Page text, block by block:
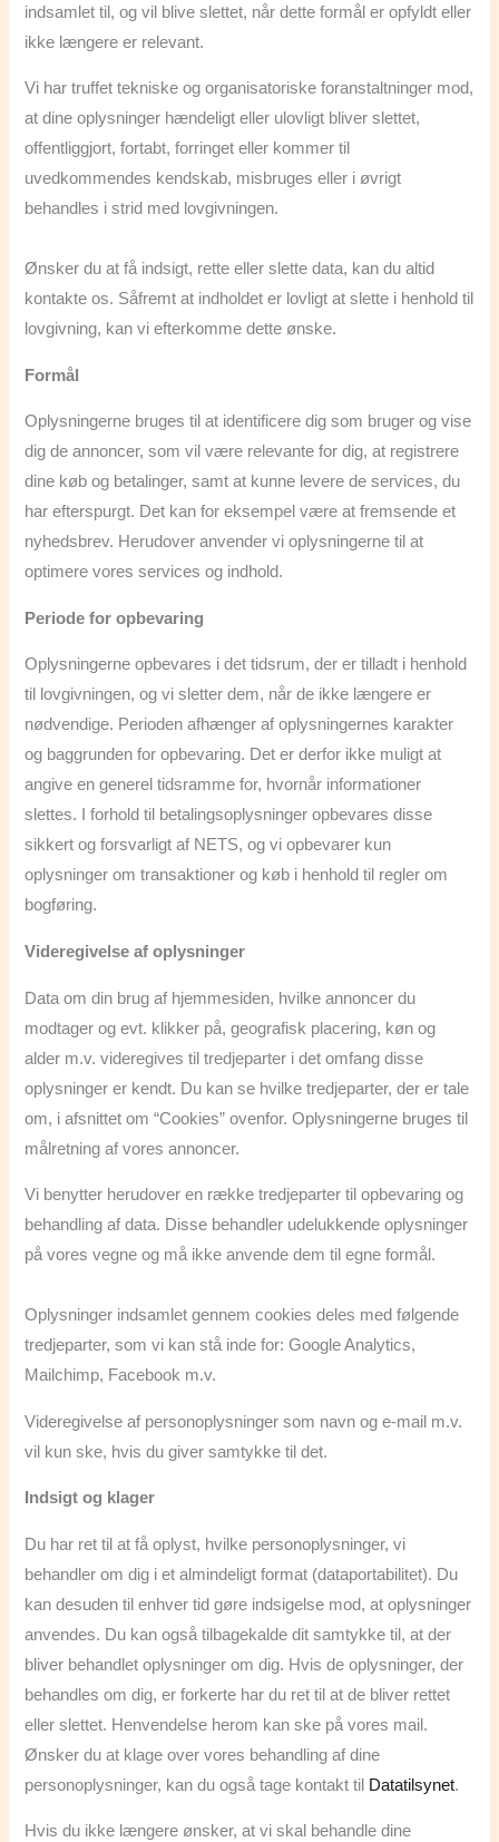
indsamlet til, og vil blive slettet, når dette formål er opfyldt eller
ikke længere er relevant.
Vi har truffet tekniske og organisatoriske foranstaltninger mod,
at dine oplysninger hændeligt eller ulovligt bliver slettet,
offentliggjort, fortabt, forringet eller kommer til
uvedkommendes kendskab, misbruges eller i øvrigt
behandles i strid med lovgivningen.
Ønsker du at få indsigt, rette eller slette data, kan du altid
kontakte os. Såfremt at indholdet er lovligt at slette i henhold til
lovgivning, kan vi efterkomme dette ønske.
Formål
Oplysningerne bruges til at identificere dig som bruger og vise
dig de annoncer, som vil være relevante for dig, at registrere
dine køb og betalinger, samt at kunne levere de services, du
har efterspurgt. Det kan for eksempel være at fremsende et
nyhedsbrev. Herudover anvender vi oplysningerne til at
optimere vores services og indhold.
Periode for opbevaring
Oplysningerne opbevares i det tidsrum, der er tilladt i henhold
til lovgivningen, og vi sletter dem, når de ikke længere er
nødvendige. Perioden afhænger af oplysningernes karakter
og baggrunden for opbevaring. Det er derfor ikke muligt at
angive en generel tidsramme for, hvornår informationer
slettes. I forhold til betalingsoplysninger opbevares disse
sikkert og forsvarligt af NETS, og vi opbevarer kun
oplysninger om transaktioner og køb i henhold til regler om
bogføring.
Videregivelse af oplysninger
Data om din brug af hjemmesiden, hvilke annoncer du
modtager og evt. klikker på, geografisk placering, køn og
alder m.v. videregives til tredjeparter i det omfang disse
oplysninger er kendt. Du kan se hvilke tredjeparter, der er tale
om, i afsnittet om “Cookies” ovenfor. Oplysningerne bruges til
målretning af vores annoncer.
Vi benytter herudover en række tredjeparter til opbevaring og
behandling af data. Disse behandler udelukkende oplysninger
på vores vegne og må ikke anvende dem til egne formål.
Oplysninger indsamlet gennem cookies deles med følgende
tredjeparter, som vi kan stå inde for: Google Analytics,
Mailchimp, Facebook m.v.
Videregivelse af personoplysninger som navn og e-mail m.v.
vil kun ske, hvis du giver samtykke til det.
Indsigt og klager
Du har ret til at få oplyst, hvilke personoplysninger, vi
behandler om dig i et almindeligt format (dataportabilitet). Du
kan desuden til enhver tid gøre indsigelse mod, at oplysninger
anvendes. Du kan også tilbagekalde dit samtykke til, at der
bliver behandlet oplysninger om dig. Hvis de oplysninger, der
behandles om dig, er forkerte har du ret til at de bliver rettet
eller slettet. Henvendelse herom kan ske på vores mail.
Ønsker du at klage over vores behandling af dine
personoplysninger, kan du også tage kontakt til Datatilsynet.
Hvis du ikke længere ønsker, at vi skal behandle dine